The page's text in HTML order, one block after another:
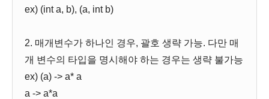
ex) (int a, b), (a, int b)
2. 매개변수가 하나인 경우, 괄호 생략 가능. 다만 매
개 변수의 타입을 명시해야 하는 경우는 생략 불가능
ex) (a) -> a* a
a -> a*a